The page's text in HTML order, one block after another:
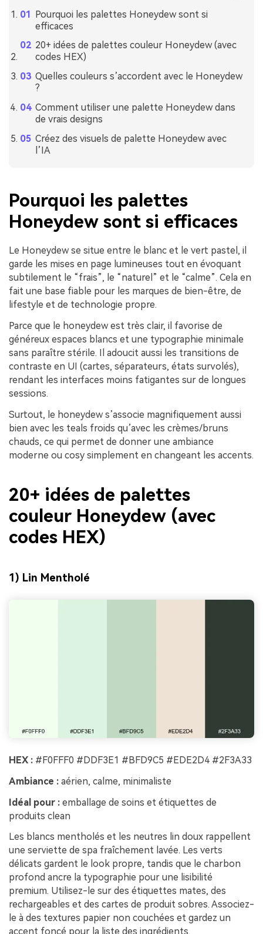
Pourquoi les palettes Honeydew sont si
efficaces
20+ idées de palettes couleur Honeydew (avec
codes HEX)
Quelles couleurs s’accordent avec le Honeydew
?
Comment utiliser une palette Honeydew dans
de vrais designs
Créez des visuels de palette Honeydew avec
l’IA
Pourquoi les palettes
Honeydew sont si efficaces
Le Honeydew se situe entre le blanc et le vert pastel, il
garde les mises en page lumineuses tout en évoquant
subtilement le “frais”, le “naturel” et le “calme”. Cela en
fait une base fiable pour les marques de bien-être, de
lifestyle et de technologie propre.
Parce que le honeydew est très clair, il favorise de
généreux espaces blancs et une typographie minimale
sans paraître stérile. Il adoucit aussi les transitions de
contraste en UI (cartes, séparateurs, états survolés),
rendant les interfaces moins fatigantes sur de longues
sessions.
Surtout, le honeydew s’associe magnifiquement aussi
bien avec les teals froids qu’avec les crèmes/bruns
chauds, ce qui permet de donner une ambiance
moderne ou cosy simplement en changeant les accents.
20+ idées de palettes
couleur Honeydew (avec
codes HEX)
1) Lin Mentholé
HEX : #F0FFF0 #DDF3E1 #BFD9C5 #EDE2D4 #2F3A33
Ambiance : aérien, calme, minimaliste
Idéal pour : emballage de soins et étiquettes de
produits clean
Les blancs mentholés et les neutres lin doux rappellent
une serviette de spa fraîchement lavée. Les verts
délicats gardent le look propre, tandis que le charbon
profond ancre la typographie pour une lisibilité
premium. Utilisez-le sur des étiquettes mates, des
rechargeables et des cartes de produit sobres. Associez-
le à des textures papier non couchées et gardez un
accent foncé pour la liste des ingrédients.